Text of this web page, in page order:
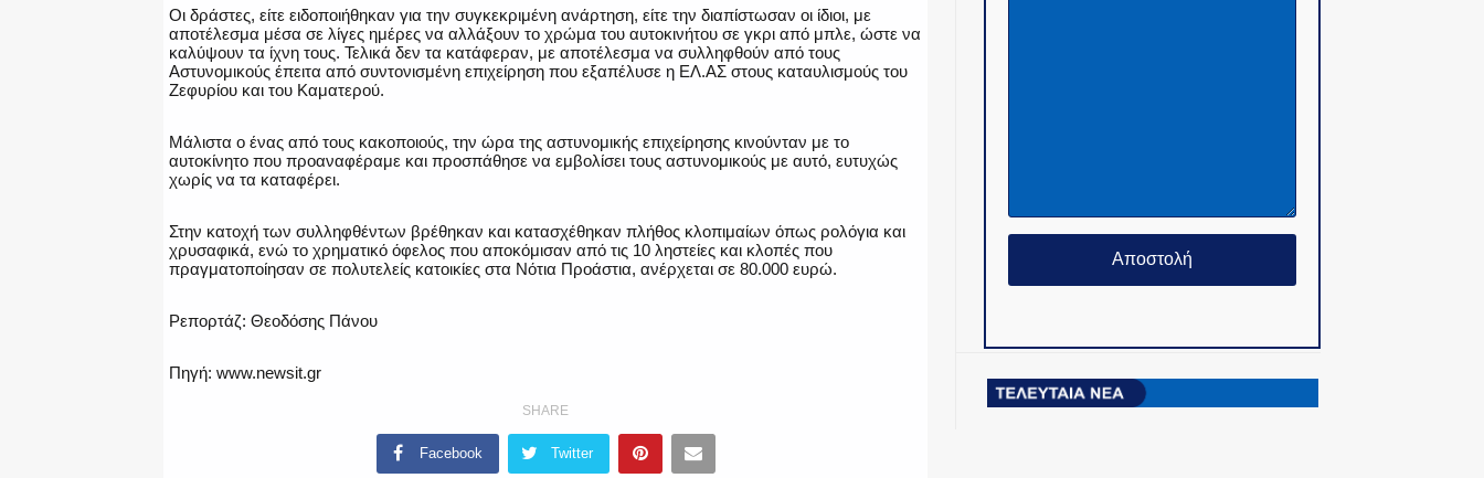
Οι δράστες, είτε ειδοποιήθηκαν για την συγκεκριμένη ανάρτηση, είτε την διαπίστωσαν οι ίδιοι, με
αποτέλεσμα μέσα σε λίγες ημέρες να αλλάξουν το χρώμα του αυτοκινήτου σε γκρι από μπλε, ώστε να
καλύψουν τα ίχνη τους. Τελικά δεν τα κατάφεραν, με αποτέλεσμα να συλληφθούν από τους
Αστυνομικούς έπειτα από συντονισμένη επιχείρηση που εξαπέλυσε η ΕΛ.ΑΣ στους καταυλισμούς του
Ζεφυρίου και του Καματερού.
Μάλιστα ο ένας από τους κακοποιούς, την ώρα της αστυνομικής επιχείρησης κινούνταν με το
αυτοκίνητο που προαναφέραμε και προσπάθησε να εμβολίσει τους αστυνομικούς με αυτό, ευτυχώς
χωρίς να τα καταφέρει.
Στην κατοχή των συλληφθέντων βρέθηκαν και κατασχέθηκαν πλήθος κλοπιμαίων όπως ρολόγια και
χρυσαφικά, ενώ το χρηματικό όφελος που αποκόμισαν από τις 10 ληστείες και κλοπές που
πραγματοποίησαν σε πολυτελείς κατοικίες στα Νότια Προάστια, ανέρχεται σε 80.000 ευρώ.
Ρεπορτάζ: Θεοδόσης Πάνου
Πηγή: www.newsit.gr
SHARE
Facebook Twitter